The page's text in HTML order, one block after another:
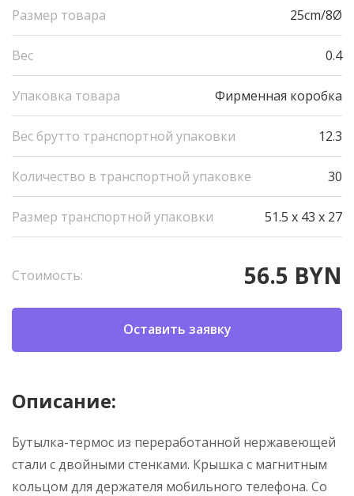
Размер товара 25cm/8Ø
Вес 0.4
Упаковка товара Фирменная коробка
Вес брутто транспортной упаковки 12.3
Количество в транспортной упаковке 30
Размер транспортной упаковки 51.5 x 43 x 27
Стоимость: 56.5 BYN
Оставить заявку
Описание:
Бутылка-термос из переработанной нержавеющей
стали с двойными стенками. Крышка с магнитным
кольцом для держателя мобильного телефона. Со